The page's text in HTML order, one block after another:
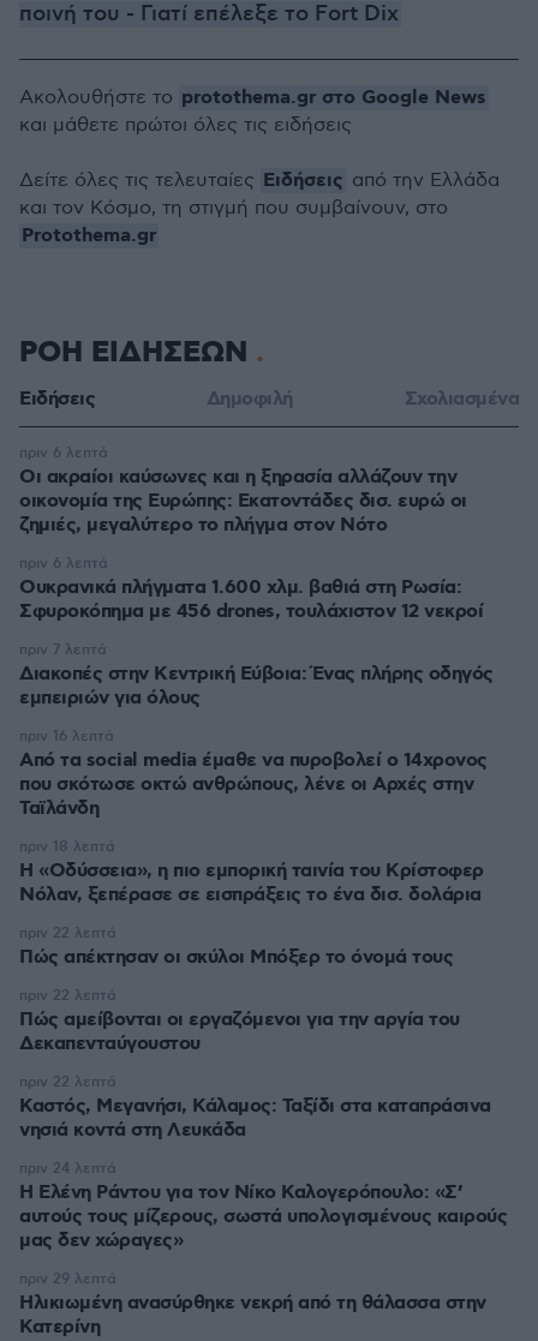
ποινή του - Γιατί επέλεξε το Fort Dix
Ακολουθήστε το protothema.gr στο Google News
και μάθετε πρώτοι όλες τις ειδήσεις
Δείτε όλες τις τελευταίες Ειδήσεις από την Ελλάδα
και τον Κόσμο, τη στιγμή που συμβαίνουν, στο
Protothema.gr
ΡΟΗ ΕΙΔΗΣΕΩΝ
Ειδήσεις Δημοφιλή Σχολιασμένα
Οι ακραίοι καύσωνες και η ξηρασία αλλάζουν την
οικονομία της Ευρώπης: Εκατοντάδες δισ. ευρώ οι
ζημιές, μεγαλύτερο το πλήγμα στον Νότο
πριν 6 λεπτά
Ουκρανικά πλήγματα 1.600 χλμ. βαθιά στη Ρωσία:
Σφυροκόπημα με 456 drones, τουλάχιστον 12 νεκροί
πριν 6 λεπτά
Διακοπές στην Κεντρική Εύβοια: Ένας πλήρης οδηγός
εμπειριών για όλους
πριν 7 λεπτά
Από τα social media έμαθε να πυροβολεί ο 14χρονος
που σκότωσε οκτώ ανθρώπους, λένε οι Αρχές στην
Ταϊλάνδη
πριν 16 λεπτά
Η «Οδύσσεια», η πιο εμπορική ταινία του Κρίστοφερ
Νόλαν, ξεπέρασε σε εισπράξεις το ένα δισ. δολάρια
πριν 18 λεπτά
Πώς απέκτησαν οι σκύλοι Μπόξερ το όνομά τους
πριν 22 λεπτά
Πώς αμείβονται οι εργαζόμενοι για την αργία του
Δεκαπενταύγουστου
πριν 22 λεπτά
Καστός, Μεγανήσι, Κάλαμος: Ταξίδι στα καταπράσινα
νησιά κοντά στη Λευκάδα
πριν 22 λεπτά
Η Ελένη Ράντου για τον Νίκο Καλογερόπουλο: «Σ’
αυτούς τους μίζερους, σωστά υπολογισμένους καιρούς
μας δεν χώραγες»
πριν 24 λεπτά
Ηλικιωμένη ανασύρθηκε νεκρή από τη θάλασσα στην
Κατερίνη
πριν 29 λεπτά